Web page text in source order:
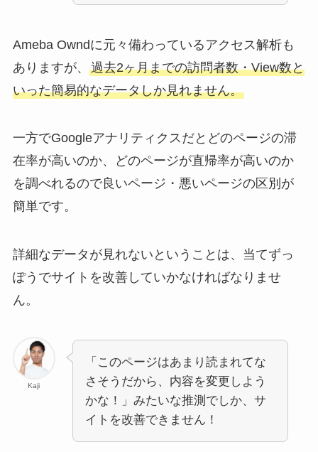
Ameba Owndに元々備わっているアクセス解析も
ありますが、 過去2ヶ月までの訪問者数・View数と
いった簡易的なデータしか見れません。
一方でGoogleアナリティクスだとどのページの滞
在率が高いのか、どのページが直帰率が高いのか
を調べれるので良いページ・悪いページの区別が
簡単です。
詳細なデータが見れないということは、当てずっ
ぽうでサイトを改善していかなければなりませ
ん。
Kaji
「このページはあまり読まれてな
さそうだから、内容を変更しよう
かな！」みたいな推測でしか、サ
イトを改善できません！